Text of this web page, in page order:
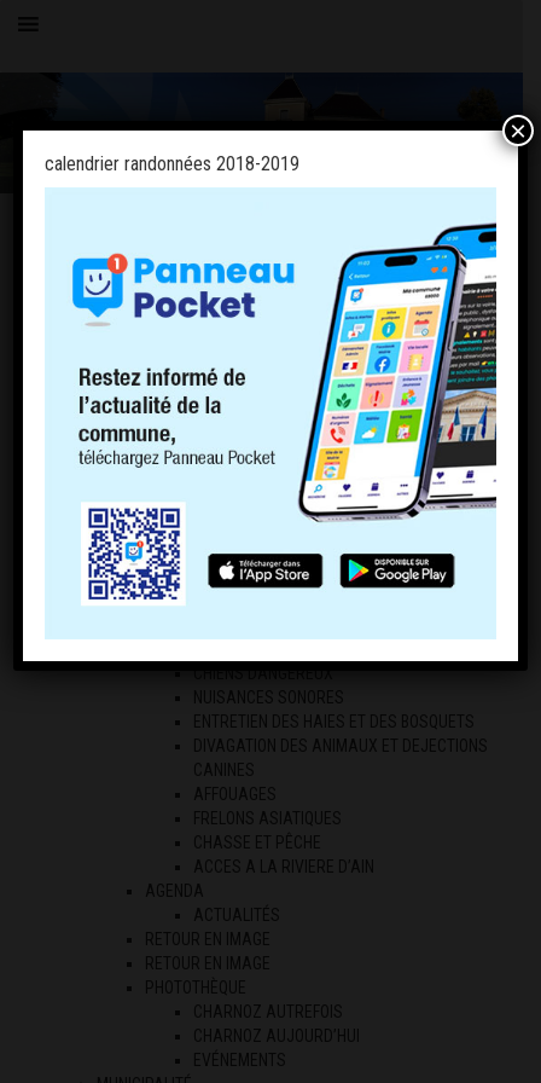
OK
PLU
Politique de cookies (EU)
ACCUEIL
LE VILLAGE
COMMERCE
COMPTOIR DE CHARNOZ
ECONOMIE LOCALE
LES PROFESSIONNELS
ENTRETIEN DES HAIES ET DES BOSQUETS
DIVAGATION DES ANIMAUX ET DEJECTIONS
CANINES
AFFOUAGES
FRELONS ASIATIQUES
CHASSE ET PÊCHE
ACCES A LA RIVIERE D’AIN
AGENDA
ACTUALITÉS
RETOUR EN IMAGE
RETOUR EN IMAGE
PHOTOTHÈQUE
CHARNOZ AUTREFOIS
CHARNOZ AUJOURD’HUI
EVÉNEMENTS
calendrier randonnées 2018-2019
×